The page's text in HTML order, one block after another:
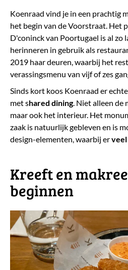
Koenraad vind je in een prachtig
het begin van de Voorstraat. Het
D'coninck van Poortugael is al zo
herinneren in gebruik als
2019 haar deuren, waarbij het
verassingsmenu van vijf of zes
Sinds kort koos Koenraad er
met shared dining. Niet alleen de
maar ook het interieur. Het
zaak is natuurlijk gebleven en is
design-elementen, waarbij erveel
Kreeft en
beginnen